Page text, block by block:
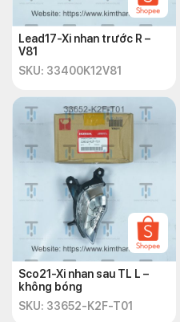
Lead17-Xi nhan trước R –
V81
SKU: 33400K12V81
Sco21-Xi nhan sau TL L –
không bóng
SKU: 33652-K2F-T01